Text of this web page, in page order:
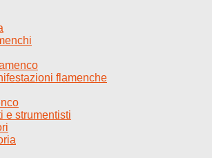
flamenche
e strumentisti